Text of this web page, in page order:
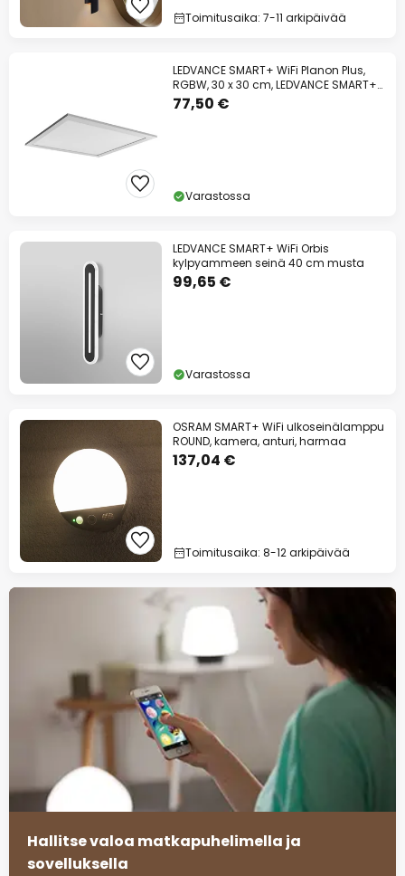
Toimitusaika: 7-11 arkipäivää
LEDVANCE SMART+ WiFi Planon Plus,
RGBW, 30 x 30 cm, LEDVANCE SMART+
WiFi
77,50 €
Varastossa
LEDVANCE SMART+ WiFi Orbis
kylpyammeen seinä 40 cm musta
99,65 €
Varastossa
OSRAM SMART+ WiFi ulkoseinälamppu
ROUND, kamera, anturi, harmaa
137,04 €
Toimitusaika: 8-12 arkipäivää
Hallitse valoa matkapuhelimella ja
sovelluksella